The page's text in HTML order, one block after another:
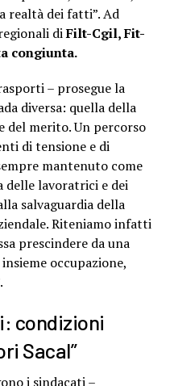
realtà dei fatti”. Ad
diFilt-Cgil, Fit-
congiunta.
– prosegue la
diversa: quella della
del merito. Un percorso
di tensione e di
mantenuto come
delle lavoratrici e dei
salvaguardia della
Riteniamo infatti
prescindere da una
occupazione,
condizioni
Sacal”
i sindacati –